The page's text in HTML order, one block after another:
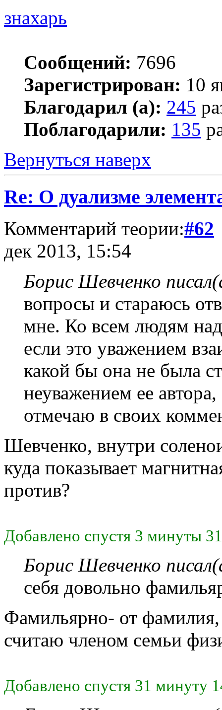
знахарь
Сообщений: 7696
Зарегистрирован: 10
Благодарил (а): 245
Поблагодарили: 135
Вернуться наверх
Re: О дуализме
Комментарий теории:#62
дек 2013, 15:54
Борис Шевченко
вопросы и стараюсь
мне. Ко всем людям
если это уважением
какой бы она не была
неуважением ее
отмечаю в своих
Шевченко, внутри
куда показывает
против?
Добавлено спустя 3 минуты
Борис Шевченко
себя довольно
Фамильярно- от
считаю членом семьи
Добавлено спустя 31 минуту